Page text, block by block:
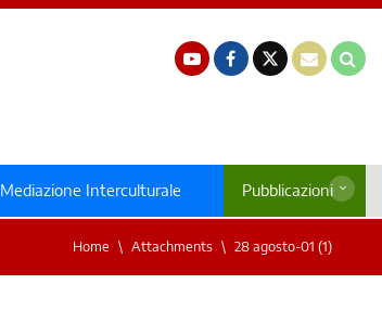
Mediazione Interculturale Pubblicazioni
Home Attachments 28 agosto-01 (1)